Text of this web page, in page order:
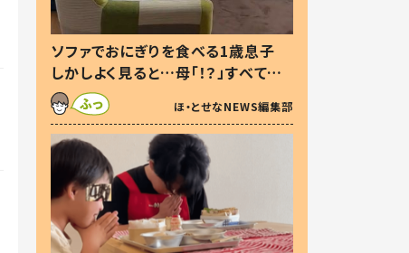
ソファでおにぎりを食べる1歳息子
しかしよく見ると…母「！？」すべてを
察した母の投稿に「可愛いから許
す！」「現行犯〜」
ほ・とせなNEWS編集部